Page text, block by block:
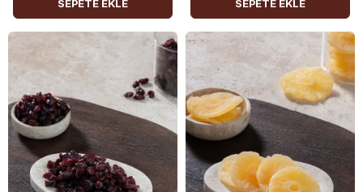
SEPETE EKLE SEPETE EKLE